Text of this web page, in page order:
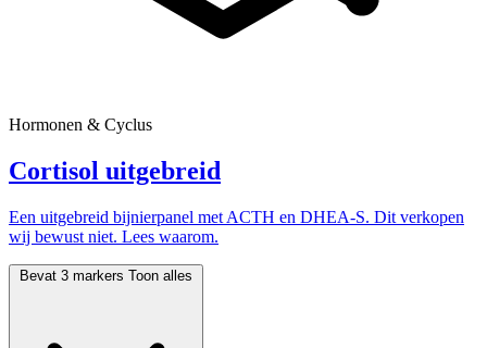
Hormonen & Cyclus
Cortisol uitgebreid
Een uitgebreid bijnierpanel met ACTH en DHEA-S. Dit verkopen
wij bewust niet. Lees waarom.
Bevat 3 markers Toon alles